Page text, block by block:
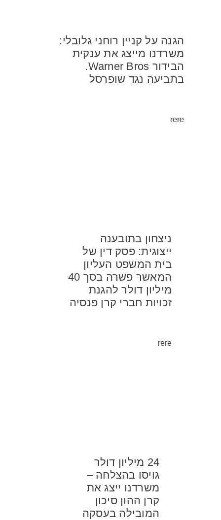
הגנה על קניין רוחני גלובלי:
משרדנו מייצג את ענקית
הבידור Warner Bros.
בתביעה נגד שופרסל
rere
ניצחון בתובענה
ייצוגית: פסק דין של
בית המשפט העליון
המאשר פשרה בסך 40
מיליון דולר להגנת
זכויות חברי קרן פנסיה
rere
24 מיליון דולר
גויסו בהצלחה –
משרדנו ייצג את
קרן ההון סיכון
המובילה בעסקה